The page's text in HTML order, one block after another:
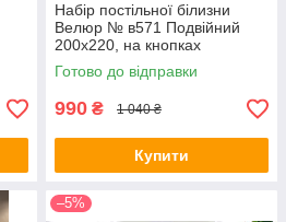
Набір постільної білизни
Велюр № в571 Подвійний
200х220, на кнопках
Готово до відправки
990 ₴ 1 040 ₴
Купити
–5%